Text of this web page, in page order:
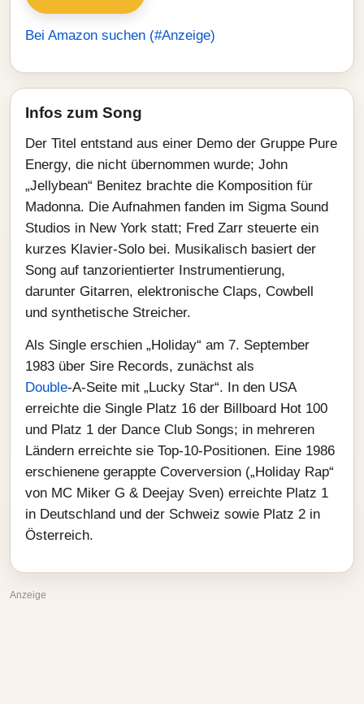
Bei Amazon suchen (#Anzeige)
Infos zum Song
Der Titel entstand aus einer Demo der Gruppe Pure
Energy, die nicht übernommen wurde; John
„Jellybean“ Benitez brachte die Komposition für
Madonna. Die Aufnahmen fanden im Sigma Sound
Studios in New York statt; Fred Zarr steuerte ein
kurzes Klavier‑Solo bei. Musikalisch basiert der
Song auf tanzorientierter Instrumentierung,
darunter Gitarren, elektronische Claps, Cowbell
und synthetische Streicher.
Als Single erschien „Holiday“ am 7. September
1983 über Sire Records, zunächst als
Double‑A‑Seite mit „Lucky Star“. In den USA
erreichte die Single Platz 16 der Billboard Hot 100
und Platz 1 der Dance Club Songs; in mehreren
Ländern erreichte sie Top‑10‑Positionen. Eine 1986
erschienene gerappte Coverversion („Holiday Rap“
von MC Miker G & Deejay Sven) erreichte Platz 1
in Deutschland und der Schweiz sowie Platz 2 in
Österreich.
Anzeige